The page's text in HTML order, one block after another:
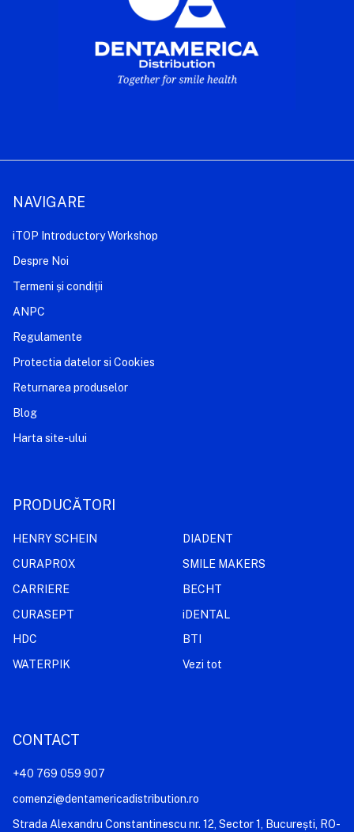
NAVIGARE
iTOP Introductory Workshop
Despre Noi
Termeni și condiții
ANPC
Regulamente
Protectia datelor si Cookies
Returnarea produselor
Blog
Harta site-ului
PRODUCĂTORI
HENRY SCHEIN
CURAPROX
CARRIERE
CURASEPT
HDC
WATERPIK
DIADENT
SMILE MAKERS
BECHT
iDENTAL
BTI
Vezi tot
CONTACT
+40 769 059 907
comenzi@dentamericadistribution.ro
Strada Alexandru Constantinescu nr. 12, Sector 1, București, RO-